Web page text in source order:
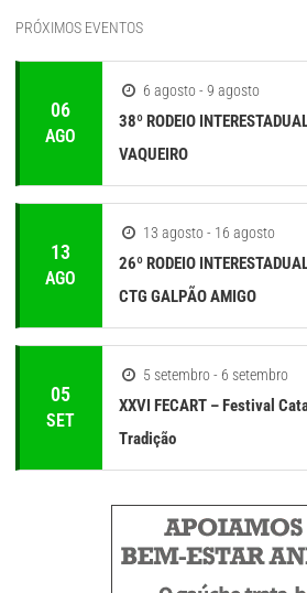
PRÓXIMOS EVENTOS
06
AGO
6 agosto - 9 agosto
38º RODEIO
VAQUEIRO
13
AGO
13 agosto - 16 agosto
26º RODEIO
CTG GALPÃO AMIGO
05
SET
5 setembro - 6 setembro
XXVI FECART – Festival
Tradição